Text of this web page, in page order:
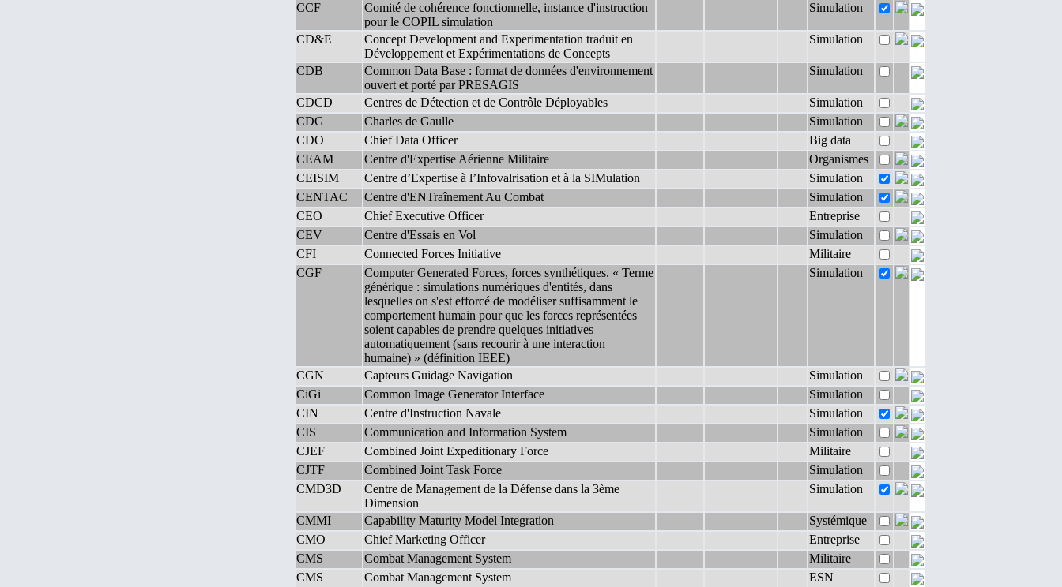
CCF
Comité de cohérence fonctionnelle, instance d'instruction
pour le COPIL simulation
Simulation
CD&E
Concept Development and Experimentation traduit en
Développement et Expérimentations de Concepts
Simulation
CDB
Common Data Base : format de données d'environnement
ouvert et porté par PRESAGIS
Simulation
CDCD Centres de Détection et de Contrôle Déployables
Simulation
CDG
Charles de Gaulle
Simulation
CDO
Chief Data Officer
Big data
CEAM
Centre d'Expertise Aérienne Militaire
Organismes
CEISIM
Centre d’Expertise à l’Infovalrisation et à la SIMulation
Simulation
CENTAC
Centre d'ENTraînement Au Combat
Simulation
CEO
Chief Executive Officer
Entreprise
CEV
Centre d'Essais en Vol
Simulation
CFI
Connected Forces Initiative
Militaire
CGF
Computer Generated Forces, forces synthétiques. « Terme
générique : simulations numériques d'entités, dans
lesquelles on s'est efforcé de modéliser suffisamment le
comportement humain pour que les forces représentées
soient capables de prendre quelques initiatives
automatiquement (sans recourir à une interaction
humaine) » (définition IEEE)
Simulation
CGN Capteurs Guidage Navigation
Simulation
CiGi
Common Image Generator Interface
Simulation
CIN
Centre d'Instruction Navale
Simulation
CIS
Communication and Information System
Simulation
CJEF
Combined Joint Expeditionary Force
Militaire
CJTF
Combined Joint Task Force
Simulation
CMD3D
Centre de Management de la Défense dans la 3ème
Dimension
Simulation
CMMI Capability Maturity Model Integration
Systémique
CMO
Chief Marketing Officer
Entreprise
CMS
Combat Management System
Militaire
CMS
Combat Management System ESN